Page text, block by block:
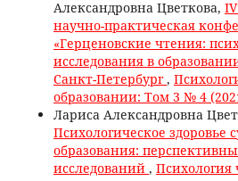
Александровна Цветкова,
научно-практическая
«Герценовские чтения:
исследования в
Санкт-Петербург,
образовании: Том 3 № 4
Лариса Александровна
Психологическое здоровье
образования:
исследований , Психология